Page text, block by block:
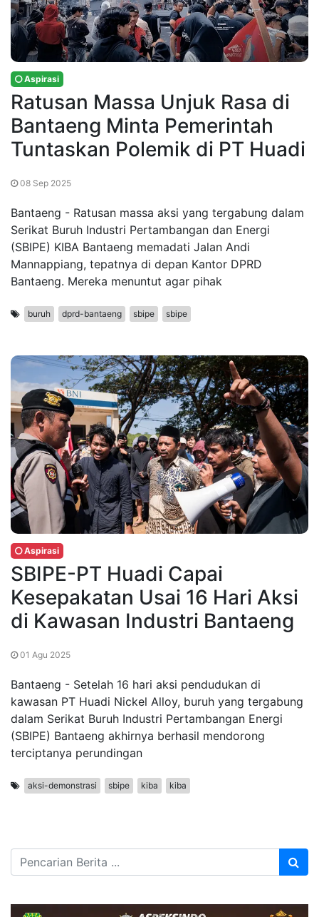
Aspirasi
Ratusan Massa Unjuk Rasa di
Bantaeng Minta Pemerintah
Tuntaskan Polemik di PT Huadi
08 Sep 2025
Bantaeng - Ratusan massa aksi yang tergabung dalam
Serikat Buruh Industri Pertambangan dan Energi
(SBIPE) KIBA Bantaeng memadati Jalan Andi
Mannappiang, tepatnya di depan Kantor DPRD
Bantaeng. Mereka menuntut agar pihak
buruh dprd-bantaeng sbipe sbipe
Aspirasi
SBIPE-PT Huadi Capai
Kesepakatan Usai 16 Hari Aksi
di Kawasan Industri Bantaeng
01 Agu 2025
Bantaeng - Setelah 16 hari aksi pendudukan di
kawasan PT Huadi Nickel Alloy, buruh yang tergabung
dalam Serikat Buruh Industri Pertambangan Energi
(SBIPE) Bantaeng akhirnya berhasil mendorong
terciptanya perundingan
aksi-demonstrasi sbipe kiba kiba